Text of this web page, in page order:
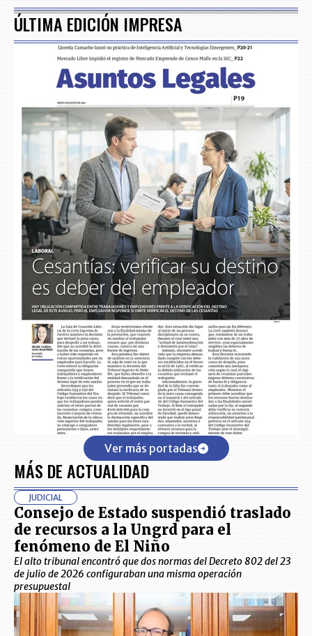
ÚLTIMA EDICIÓN IMPRESA
Ver más portadas
MÁS DE ACTUALIDAD
JUDICIAL
Consejo de Estado suspendió traslado
de recursos a la Ungrd para el
fenómeno de El Niño
El alto tribunal encontró que dos normas del Decreto 802 del 23
de julio de 2026 configuraban una misma operación
presupuestal